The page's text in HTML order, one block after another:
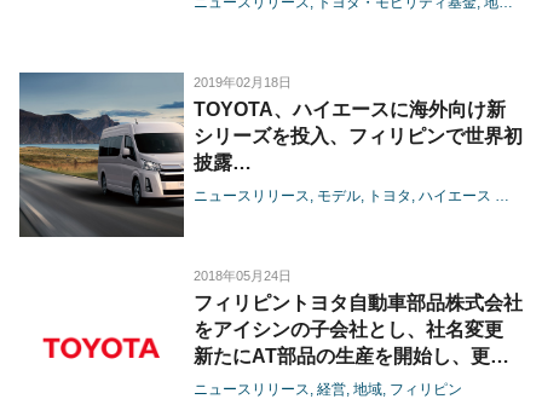
2019年02月18日
TOYOTA、ハイエースに海外向け新
シリーズを投入、フィリピンで世界初
披露
-新興国を中心に、高い耐久性と信頼
ニュースリリース モデル トヨタ ハイエース バン
2018年05月24日
フィリピントヨタ自動車部品株式会社
をアイシンの子会社とし、社名変更
新たにAT部品の生産を開始し、更な
る事業競争力強化を目指す
ニュースリリース 経営 地域 フィリピン